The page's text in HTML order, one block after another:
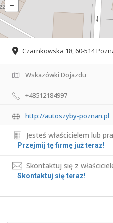
Czarnkowska 18, 60-514
Wskazówki Dojazdu
+48512184997
http://autoszyby-poznan.pl
Jesteś właścicielem lub
Przejmij tę firmę już teraz!
Skontaktuj się z
Skontaktuj się teraz!